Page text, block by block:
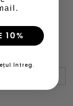
10%
întreg.